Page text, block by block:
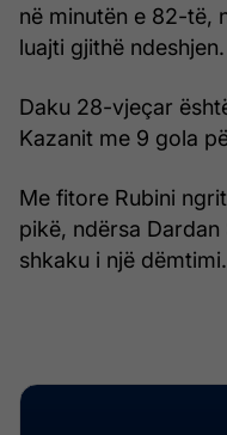
në minutën e 82-të,
luajti gjithë ndeshjen.
Daku 28-vjeçar
Kazanit me 9 gola
Me fitore Rubini
pikë, ndërsa
shkaku i një dëmtimi.